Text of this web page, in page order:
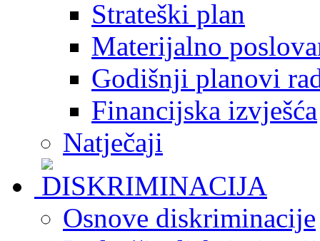
Strateški plan
Materijalno
Godišnji planovi
Financijska izvješća
Natječaji
Osnove diskriminacije